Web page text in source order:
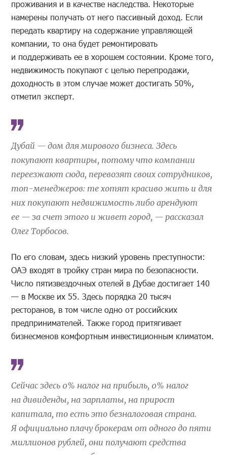
проживания и в качестве наследства. Некоторые
намерены получать от него пассивный доход. Если
передать квартиру на содержание управляющей
компании, то она будет ремонтировать
и поддерживать ее в хорошем состоянии. Кроме того,
недвижимость покупают с целью перепродажи,
доходность в этом случае может достигать 50%,
отметил эксперт.
Дубай — дом для мирового бизнеса. Здесь
покупают квартиры, потому что компании
переезжают сюда, перевозят своих сотрудников,
топ-менеджеров: те хотят красиво жить и для
них покупают недвижимость либо арендуют
ее — за счет этого и живет город, — рассказал
Олег Торбосов.
По его словам, здесь низкий уровень преступности:
ОАЭ входят в тройку стран мира по безопасности.
Число пятизвездочных отелей в Дубае достигает 140
— в Москве их 55. Здесь порядка 20 тысяч
ресторанов, в том числе одно от российских
предпринимателей. Также город притягивает
бизнесменов комфортным инвестиционным климатом.
Сейчас здесь 0% налог на прибыль, 0% налог
на дивиденды, на зарплаты, на прирост
капитала, то есть это безналоговая страна.
Я официально плачу брокерам от одного до пяти
миллионов рублей, они получают средства